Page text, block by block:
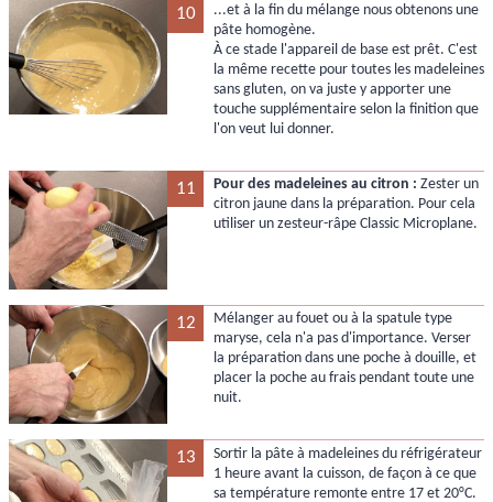
10
...et à la fin du mélange nous obtenons une
pâte homogène.
À ce stade l'appareil de base est prêt. C'est
la même recette pour toutes les madeleines
sans gluten, on va juste y apporter une
touche supplémentaire selon la finition que
l'on veut lui donner.
11 Pour des madeleines au citron : Zester un
citron jaune dans la préparation. Pour cela
utiliser un zesteur-râpe Classic Microplane.
12
Mélanger au fouet ou à la spatule type
maryse, cela n'a pas d'importance. Verser
la préparation dans une poche à douille, et
placer la poche au frais pendant toute une
nuit.
13
Sortir la pâte à madeleines du réfrigérateur
1 heure avant la cuisson, de façon à ce que
sa température remonte entre 17 et 20°C.